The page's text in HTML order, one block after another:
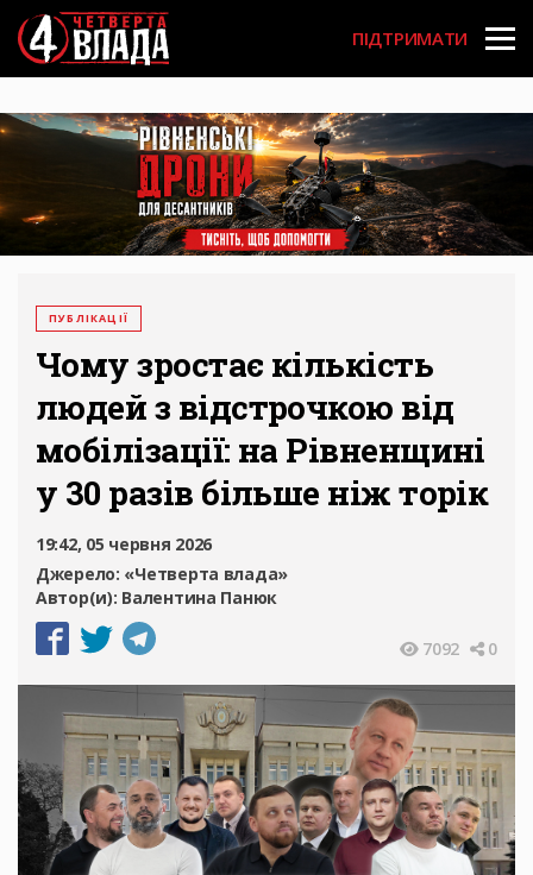
Перейти
до
основного
вмісту
User
account
menu
ПІДТРИМАТИ
ПУБЛІКАЦІЇ
Чому зростає кількість
людей з відстрочкою від
мобілізації: на Рівненщині
у 30 разів більше ніж торік
19:42, 05 червня 2026
Джерело: «Четверта влада»
Автор(и): Валентина Панюк
7092 0